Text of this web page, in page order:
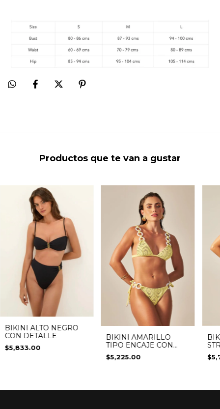
Productos que te van a gustar
BIKINI ALTO NEGRO
CON DETALLE
$5,833.00
BIKINI AMARILLO
TIPO ENCAJE CON
ARGOLLAS
$5,225.00